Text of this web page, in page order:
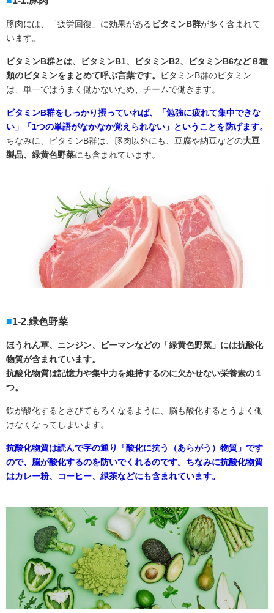
豚肉には、「疲労回復」に効果がある ビタミンB群が多く含まれて
います。
ビタミンB群とは、ビタミンB1、ビタミンB2、ビタミンB6など８種
類のビタミンをまとめて呼ぶ言葉です。
ビタミンB群のビタミン
は、単一ではうまく働かないため、チームで働きます。
ビタミンB群をしっかり摂っていれば、「勉強に疲れて集中できな
い」「1つの単語がなかなか覚えられない」ということを防げます。
ちなみに、ビタミンB群は、豚肉以外にも、豆腐や納豆などの大豆
製品、緑黄色野菜にも含まれています。
1-2.緑色野菜
ほうれん草、ニンジン、ピーマンなどの「緑黄色野菜」には抗酸化
物質が含まれています。
抗酸化物質は記憶力や集中力を維持するのに欠かせない栄養素の１
つ。
鉄が酸化するとさびてもろくなるように、脳も酸化するとうまく働
けなくなってしまいます。
抗酸化物質は読んで字の通り「酸化に抗う（あらがう）物質」です
ので、脳が酸化するのを防いでくれるのです。ちなみに抗酸化物質
はカレー粉、コーヒー、緑茶などにも含まれています。